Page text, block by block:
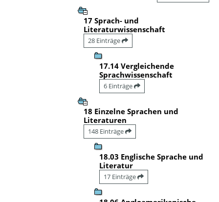
17 Sprach- und
Literaturwissenschaft
28 Einträge
17.14 Vergleichende
Sprachwissenschaft
6 Einträge
18 Einzelne Sprachen und
Literaturen
148 Einträge
18.03 Englische Sprache und
Literatur
17 Einträge